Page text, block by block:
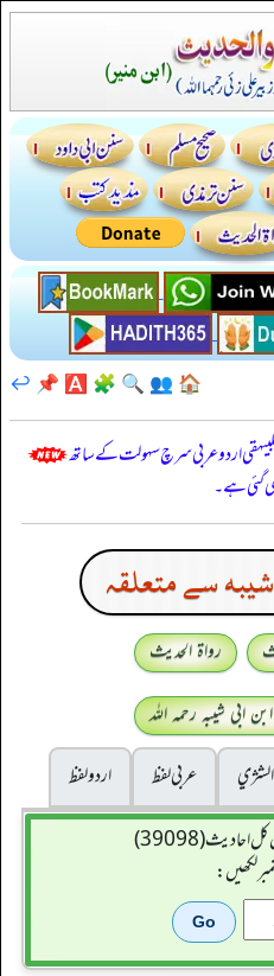
🏠
👥
🔍
🧩
🅰️
📌
↩️
اردو عربی سرچ سہولت کے ساتھ
گئی ہے۔
سے متعلقہ
رواۃ الحدیث
ابی شیبہ رحمہ اللہ
عربی لفظ
اردو لفظ
(39098)
لکھیں: